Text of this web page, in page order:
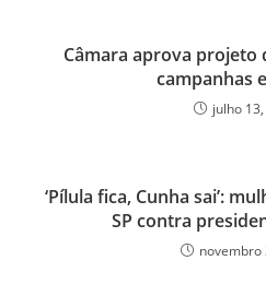
Câmara aprova projeto
campanhas
julho
‘Pílula fica, Cunha sai’:
SP contra
novembro